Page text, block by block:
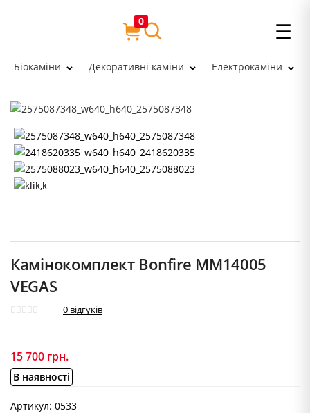
☰
0
Біокаміни Декоративні каміни Електрокаміни
Камінокомплект Bonfire MM14005
VEGAS
0 відгуків
15 700 грн.
В наявності
Артикул: 0533